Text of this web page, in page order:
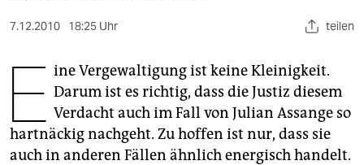
wahrheit
verlag
verlag
7.12.2010 18:25 Uhr teilen
E ine Vergewaltigung ist keine Kleinigkeit.
Darum ist es richtig, dass die Justiz diesem
Verdacht auch im Fall von Julian Assange so
hartnäckig nachgeht. Zu hoffen ist nur, dass sie
auch in anderen Fällen ähnlich energisch handelt.